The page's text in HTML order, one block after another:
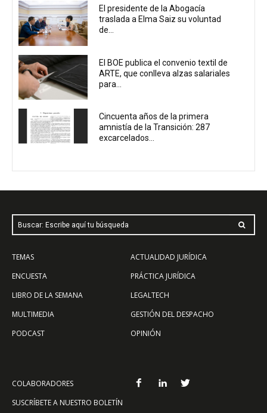
El presidente de la Abogacía
traslada a Elma Saiz su voluntad
de...
El BOE publica el convenio textil de
ARTE, que conlleva alzas salariales
para...
Cincuenta años de la primera
amnistía de la Transición: 287
excarcelados...
Buscar: Escribe aquí tu búsqueda
TEMAS
ENCUESTA
LIBRO DE LA SEMANA
MULTIMEDIA
PODCAST
ACTUALIDAD JURÍDICA
PRÁCTICA JURÍDICA
LEGALTECH
GESTIÓN DEL DESPACHO
OPINIÓN
COLABORADORES
SUSCRÍBETE A NUESTRO BOLETÍN